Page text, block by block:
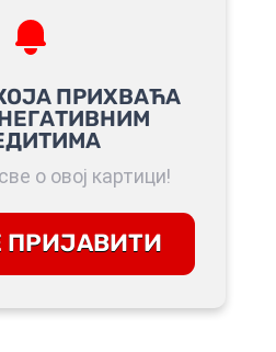
ПРИХВАЋА
о овој картици!
ПРИЈАВИТИ